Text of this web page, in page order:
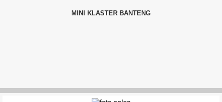
MINI KLASTER BANTENG